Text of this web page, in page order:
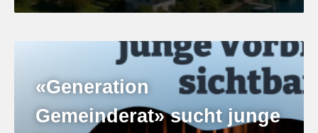
«Generation
Gemeinderat» sucht junge